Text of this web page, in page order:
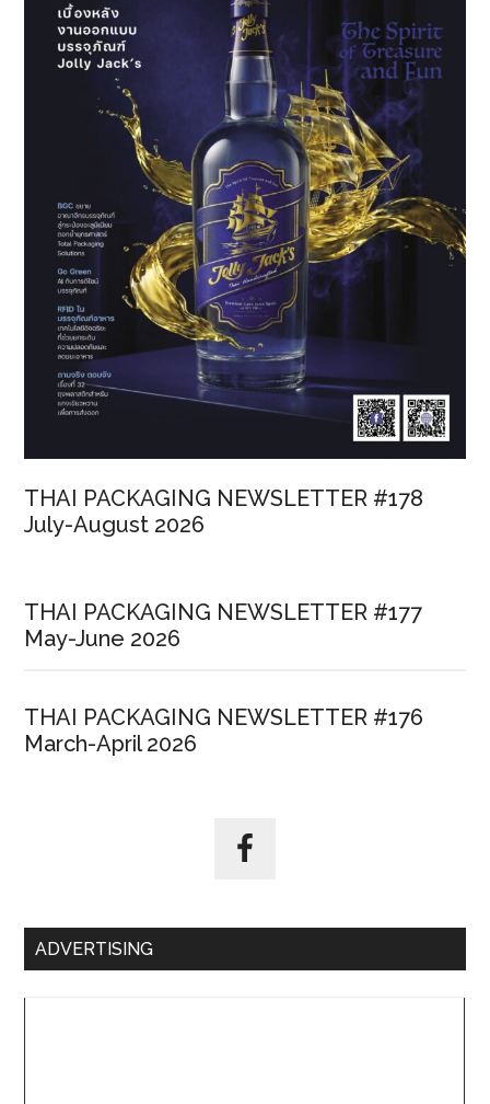
THAI PACKAGING NEWSLETTER #178
July-August 2026
THAI PACKAGING NEWSLETTER #177
May-June 2026
THAI PACKAGING NEWSLETTER #176
March-April 2026
ADVERTISING